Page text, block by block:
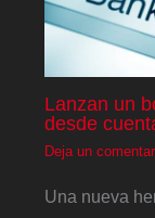
Lanzan un
desde
Deja un
Una nueva